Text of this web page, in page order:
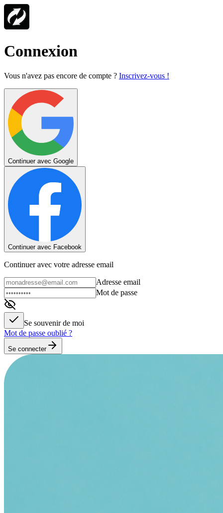
Connexion
Vous n'avez pas encore de compte ? Inscrivez-vous !
Continuer avec Google
Continuer avec Facebook
Continuer avec votre adresse email
Adresse email
Mot de passe
Se souvenir de moi
Mot de passe oublié ?
Se connecter